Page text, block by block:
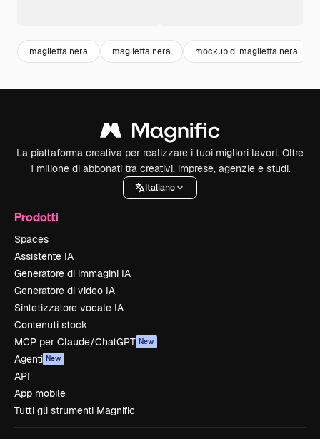
maglietta nera maglietta nera mockup di maglietta nera
La piattaforma creativa per realizzare i tuoi migliori lavori. Oltre
1 milione di abbonati tra creativi, imprese, agenzie e studi.
Italiano
Prodotti
Spaces
Assistente IA
Generatore di immagini IA
Generatore di video IA
Sintetizzatore vocale IA
Contenuti stock
MCP per Claude/ChatGPT New
Agenti New
API
App mobile
Tutti gli strumenti Magnific